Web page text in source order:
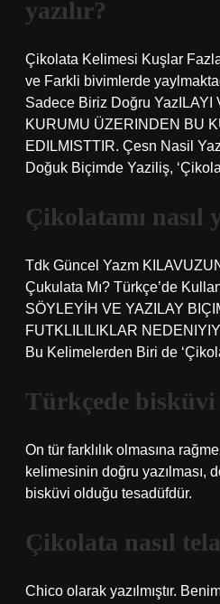
yazılır?
Çikolata Kelimesi Kuşlar
ve Farkli bivimlerde
Sadece Biriz Doğru YazILAYI
KURUMU ÜZERINDEN BU
EDILMISTTIR. Çesn Nasil
Doğuk Biçimde Yaziliş,
Çikolatamı nasıl
Tdk Güncel Yazm
Çukulata Mı? Türkçe’de
SÖYLEYİH VE YAZILAY
FUTKLILILIKLAR
Bu Kelimelerden Biri de
Türkçede bisküvi
On tür farklılık olmasına
kelimesinin doğru yazılması,
bisküvi olduğu tesadüfdür.
Çikolata nasıl
Chico olarak yazılmıştır.